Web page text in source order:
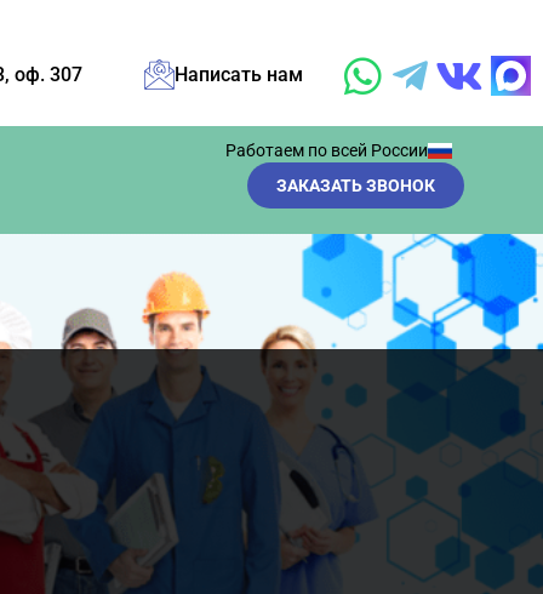
оф. 307 Написать нам
Работаем по всей России
ЗАКАЗАТЬ ЗВОНОК